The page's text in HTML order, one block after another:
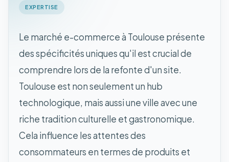
EXPERTISE
Le marché e-commerce à Toulouse présente
des spécificités uniques qu'il est crucial de
comprendre lors de la refonte d'un site.
Toulouse est non seulement un hub
technologique, mais aussi une ville avec une
riche tradition culturelle et gastronomique.
Cela influence les attentes des
consommateurs en termes de produits et